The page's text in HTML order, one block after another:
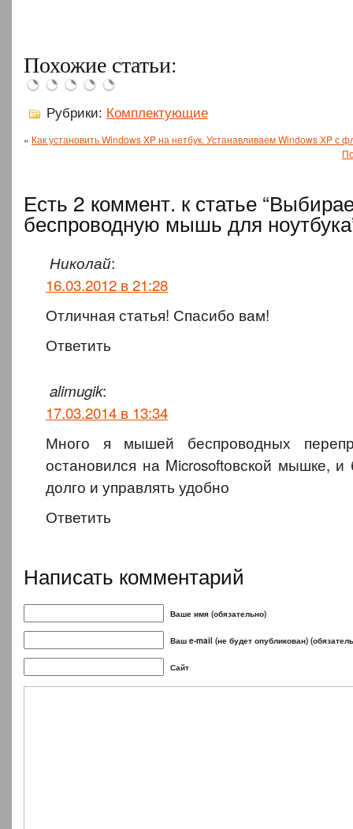
Похожие статьи:
станцию,
…продажи…
950…утечка…Серхио…
Рубрики: Комплектующие
« Как установить Windows XP на нетбук. Устанавливаем Windows XP с
Есть 2 коммент. к статье
беспроводную мышь для
Николай:
16.03.2012 в 21:28
Отличная статья! Спасибо вам!
Ответить
alimugik:
17.03.2014 в 13:34
Много я мышей беспроводных
остановился на Microsoftовской мышке, и
долго и управлять удобно
Ответить
Написать комментарий
Ваше имя (обязательно)
Ваш e-mail (не будет опубликован)
Сайт